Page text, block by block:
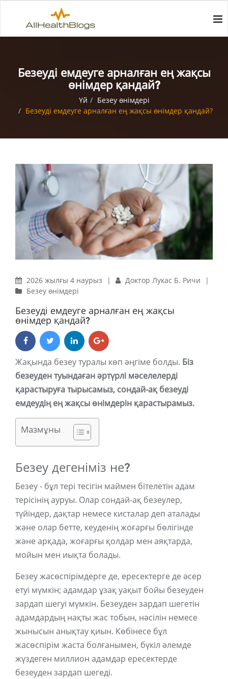
Безеуді емдеуге арналған ең жақсы
өнімдер қандай?
Үй
Безеу өнімдері
Безеуді емдеуге арналған ең жақсы өнімдер қандай?
2026 жылғы 4 наурыз | Доктор Лукас Б. Ричи
|
Безеу өнімдері
Безеуді емдеуге арналған ең жақсы
өнімдер қандай?
Жақында безеу туралы көп әңгіме болды. Біз
безеуден туындаған әртүрлі мәселелерді
қарастыруға тырысамыз, сондай-ақ безеуді
емдеудің ең жақсы өнімдерін қарастырамыз.
Мазмұны
Безеу дегеніміз не?
Безеу - бұл тері тесігін маймен бітелетін адам
терісінің ауруы. Олар сондай-ақ безеулер,
түйіндер, дақтар немесе кисталар деп аталады
және олар бетте, кеуденің жоғарғы бөлігінде
және арқада, жоғарғы қолдар мен аяқтарда,
мойын мен иықта болады.
Безеу жасөспірімдерге де, ересектерге де әсер
етуі мүмкін; адамдар ұзақ уақыт бойы безеуден
зардап шегуі мүмкін. Безеуден зардап шегетін
адамдардың нақты жас тобын, нәсілін немесе
жынысын анықтау қиын. Көбінесе бұл
жасөспірім жаста болғанымен, бүкіл әлемде
жүздеген миллион адамдар ересектерде
безеуден зардап шегеді.